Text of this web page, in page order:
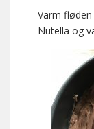
Varm
Nutella og